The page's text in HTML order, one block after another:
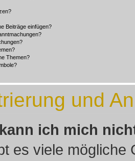
Beiträge einfügen?
Themen?
und
ich mich
es viele mögliche